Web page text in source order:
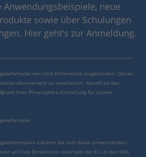
Anwendungsbeispiele, neue
sowie über Schulungen
Hier geht's zur Anmeldung.
von Click Dimensions eingebunden. Dieses
Abonnement zu verarbeiten. Aktuell ist das
Ihrer Privatsphäre-Einstellung für unsere
erklären Sie sich damit einverstanden,
an Click Dimensions innerhalb der EU, in den USA,